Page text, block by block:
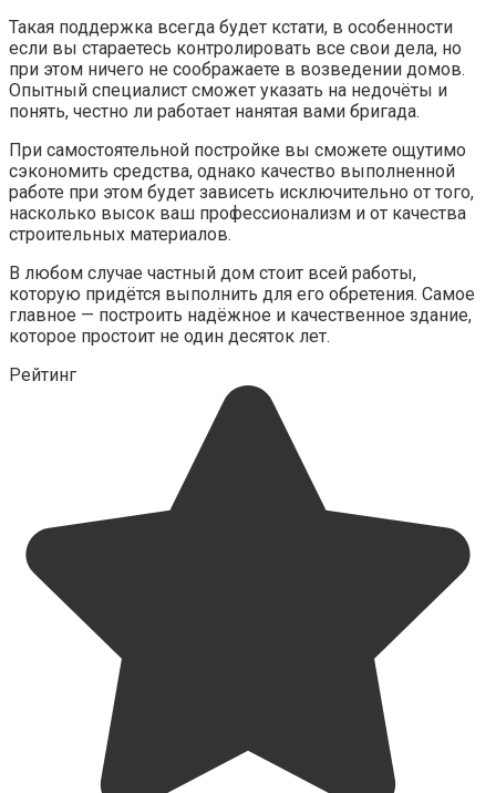
Такая поддержка всегда будет кстати, в особенности
если вы стараетесь контролировать все свои дела, но
при этом ничего не соображаете в возведении домов.
Опытный специалист сможет указать на недочёты и
понять, честно ли работает нанятая вами бригада.
При самостоятельной постройке вы сможете ощутимо
сэкономить средства, однако качество выполненной
работе при этом будет зависеть исключительно от того,
насколько высок ваш профессионализм и от качества
строительных материалов.
В любом случае частный дом стоит всей работы,
которую придётся выполнить для его обретения. Самое
главное — построить надёжное и качественное здание,
которое простоит не один десяток лет.
Рейтинг